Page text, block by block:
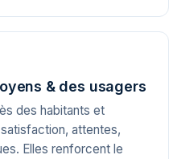
& des usagers
des habitants et
attentes,
Elles renforcent le